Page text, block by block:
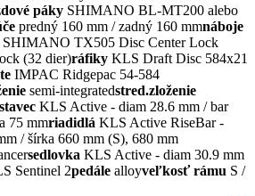
páky SHIMANO BL-MT200 alebo
predný 160 mm / zadný 160 mmnáboje
SHIMANO TX505 Disc Center Lock
(32 dier)ráfiky KLS Draft Disc 584x21
IMPAC Ridgepac 54-584
semi-integratedstred.zloženie
KLS Active - diam 28.6 mm / bar
75 mmriadidlá KLS Active RiseBar -
/ šírka 660 mm (S), 680 mm
sedlovka KLS Active - diam 30.9 mm
Sentinel 2pedále alloyveľkosť rámu S /